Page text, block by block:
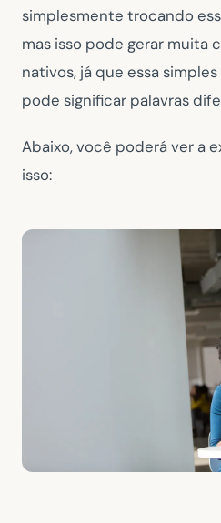
simplesmente trocando
mas isso pode gerar muita
nativos, já que essa
pode significar palavras
Abaixo, você poderá ver a
isso: